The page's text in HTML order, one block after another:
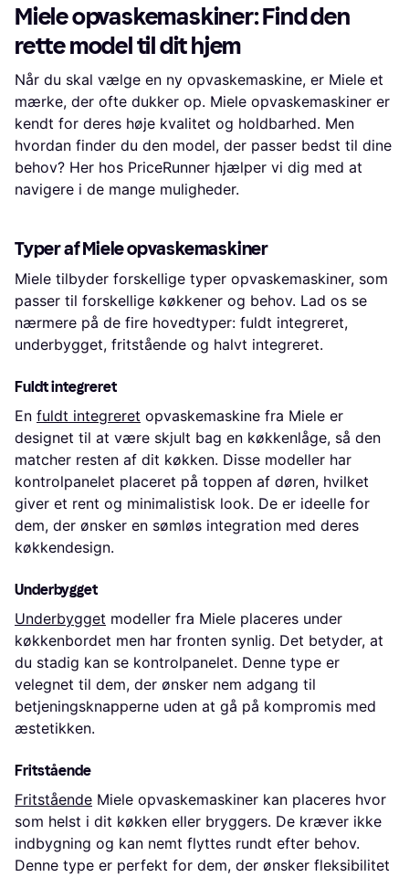
Miele opvaskemaskiner: Find den
rette model til dit hjem
Når du skal vælge en ny opvaskemaskine, er Miele et
mærke, der ofte dukker op. Miele opvaskemaskiner er
kendt for deres høje kvalitet og holdbarhed. Men
hvordan finder du den model, der passer bedst til dine
behov? Her hos PriceRunner hjælper vi dig med at
navigere i de mange muligheder.
Typer af Miele opvaskemaskiner
Miele tilbyder forskellige typer opvaskemaskiner, som
passer til forskellige køkkener og behov. Lad os se
nærmere på de fire hovedtyper: fuldt integreret,
underbygget, fritstående og halvt integreret.
Fuldt integreret
En fuldt integreret opvaskemaskine fra Miele er
designet til at være skjult bag en køkkenlåge, så den
matcher resten af dit køkken. Disse modeller har
kontrolpanelet placeret på toppen af døren, hvilket
giver et rent og minimalistisk look. De er ideelle for
dem, der ønsker en sømløs integration med deres
køkkendesign.
Underbygget
Underbygget modeller fra Miele placeres under
køkkenbordet men har fronten synlig. Det betyder, at
du stadig kan se kontrolpanelet. Denne type er
velegnet til dem, der ønsker nem adgang til
betjeningsknapperne uden at gå på kompromis med
æstetikken.
Fritstående
Fritstående Miele opvaskemaskiner kan placeres hvor
som helst i dit køkken eller bryggers. De kræver ikke
indbygning og kan nemt flyttes rundt efter behov.
Denne type er perfekt for dem, der ønsker fleksibilitet